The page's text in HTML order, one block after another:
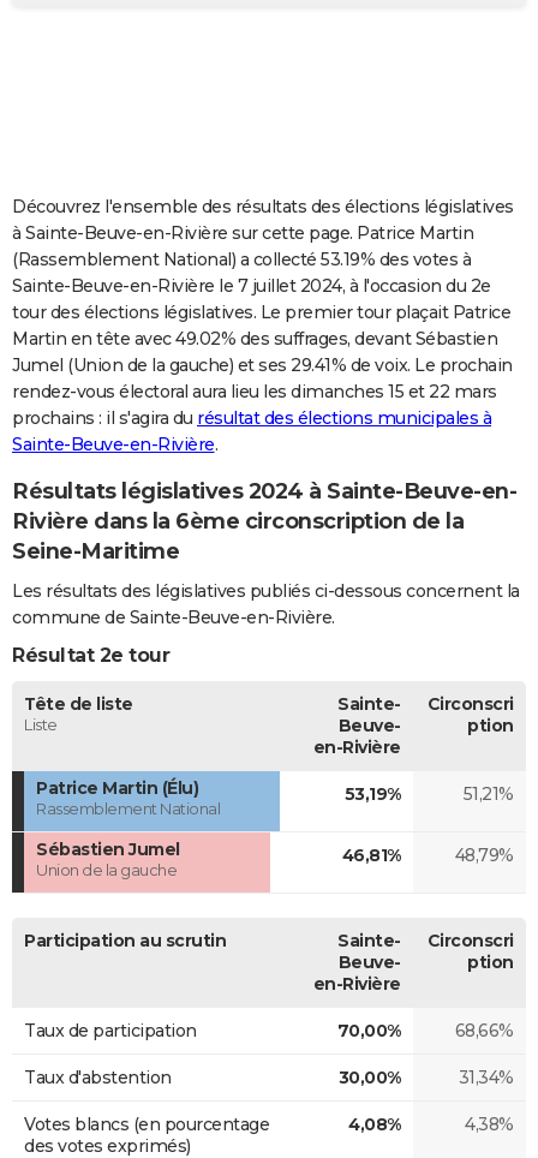
Carte de Noël
Carte Bonne année
Carte Saint-Valentin
Carte Pâques
Carte d'anniversaire
DICTIONNAIRE
Dictionnaire
Biographies
Citations
Expressions
Proverbes
COPAINS D'AVANT
S'inscrire
Se connecter
Lycées
Collèges
Primaires
Universités
Entreprises
Service militaire
Avis de recherche
AVIS DE DÉCÈS
FORUM
Découvrez l'ensemble des résultats des élections législatives
à Sainte-Beuve-en-Rivière sur cette page. Patrice Martin
(Rassemblement National) a collecté 53.19% des votes à
Sainte-Beuve-en-Rivière le 7 juillet 2024, à l'occasion du 2e
tour des élections législatives. Le premier tour plaçait Patrice
Martin en tête avec 49.02% des suffrages, devant Sébastien
Jumel (Union de la gauche) et ses 29.41% de voix. Le prochain
rendez-vous électoral aura lieu les dimanches 15 et 22 mars
prochains : il s'agira du résultat des élections municipales à
Sainte-Beuve-en-Rivière.
Résultats législatives 2024 à Sainte-Beuve-en-
Rivière dans la 6ème circonscription de la
Seine-Maritime
Les résultats des législatives publiés ci-dessous concernent la
commune de Sainte-Beuve-en-Rivière.
Résultat 2e tour
Tête de liste
Liste
Sainte-
Beuve-
en-Rivière
Circonscri
ption
Patrice Martin (Élu)
Rassemblement National
53,19% 51,21%
Sébastien Jumel
Union de la gauche
46,81% 48,79%
Participation au scrutin
Sainte-
Beuve-
en-Rivière
Circonscri
ption
Taux de participation 70,00% 68,66%
Taux d'abstention 30,00% 31,34%
Votes blancs (en pourcentage
des votes exprimés)
4,08% 4,38%